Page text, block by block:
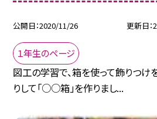
公開日 2020/11/26 更新日
１年生のページ
図工の学習で、箱を使って飾りつけ
りして「○○箱」を作りまし...